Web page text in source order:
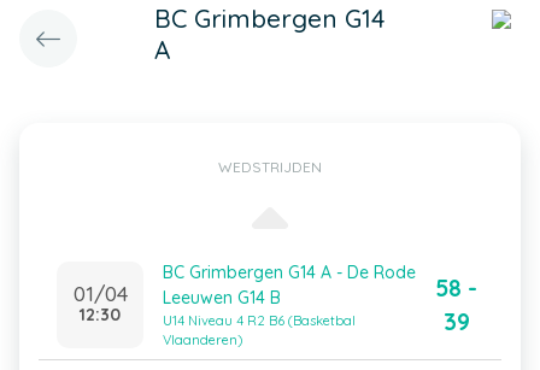
BC Grimbergen G14
A
WEDSTRIJDEN
01/04
12:30
BC Grimbergen G14 A - De Rode
Leeuwen G14 B
U14 Niveau 4 R2 B6 (Basketbal
Vlaanderen)
58 -
39